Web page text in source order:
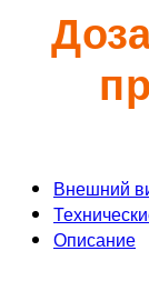
Внешний
Описание